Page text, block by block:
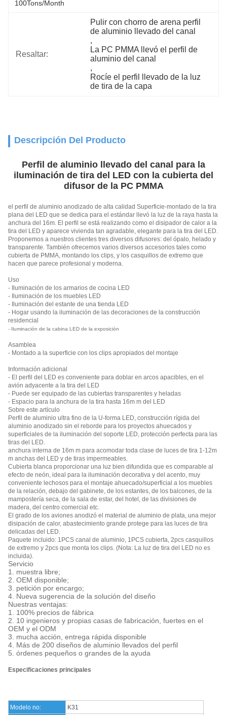
100Tons/Month
Resaltar:
Pulir con chorro de arena perfil
de aluminio llevado del canal
,
La PC PMMA llevó el perfil de
aluminio del canal
,
Rocíe el perfil llevado de la luz
de tira de la capa
Descripción Del Producto
Perfil de aluminio llevado del canal para la
iluminación de tira del LED con la cubierta del
difusor de la PC PMMA
el perfil de aluminio anodizado de alta calidad Superficie-montado de la tira
plana del LED que se dedica para el estándar llevó la luz de la raya hasta la
anchura del 16m. El perfil se está realizando como el disipador de calor a la
tira del LED y aparece vivienda tan agradable, elegante para la tira del LED.
Proponemos a nuestros clientes tres diversos difusores: del ópalo, helado y
transparente. También ofrecemos varios diversos accesorios tales como
cubierta de PMMA, montando los clips, y los casquillos de extremo que
hacen que parece profesional y moderna.
Uso
- Iluminación de los armarios de cocina LED
- Iluminación de los muebles LED
- Iluminación del estante de una tienda LED
- Hogar usando la iluminación de las decoraciones de la construcción
residencial
- Iluminación de la cabina LED de la exposición
Asamblea
- Montado a la superficie con los clips apropiados del montaje
Información adicional
- El perfil del LED es conveniente para doblar en arcos apacibles, en el
avión adyacente a la tira del LED
- Puede ser equipado de las cubiertas transparentes y heladas
- Espacio para la anchura de la tira hasta 16m m del LED
Sobre este artículo
Perfil de aluminio ultra fino de la U-forma LED, construcción rígida del
aluminio anodizado sin el reborde para los proyectos ahuecados y
superficiales de la iluminación del soporte LED, protección perfecta para las
tiras del LED.
anchura interna de 16m m para acomodar toda clase de luces de tira 1-12m
m anchas del LED y de tiras impermeables.
Cubierta blanca proporcionar una luz bien difundida que es comparable al
efecto de neón, ideal para la iluminación decorativa y del acento, muy
conveniente lechosos para el montaje ahuecado/superficial a los muebles
de la relación, debajo del gabinete, de los estantes, de los balcones, de la
mampostería seca, de la sala de estar, del hotel, de las divisiones de
madera, del centro comercial etc.
El grado de los aviones anodizó el material de aluminio de plata, una mejor
disipación de calor, abastecimiento grande protege para las luces de tira
delicadas del LED.
Paquete incluido: 1PCS canal de aluminio, 1PCS cubierta, 2pcs casquillos
de extremo y 2pcs que monta los clips. (Nota: La luz de tira del LED no es
incluida).
Servicio
1. muestra libre;
2. OEM disponible;
3. petición por encargo;
4. Nueva sugerencia de la solución del diseño
Nuestras ventajas:
1. 100% precios de fábrica
2. 10 ingenieros y propias casas de fabricación, fuertes en el
OEM y el ODM
3. mucha acción, entrega rápida disponible
4. Más de 200 diseños de aluminio llevados del perfil
5. órdenes pequeños o grandes de la ayuda
Especificaciones principales
Modelo no:
K31